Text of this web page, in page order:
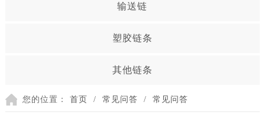
输送链
塑胶链条
其他链条
您的位置： 首页 / 常见问答 / 常见问答